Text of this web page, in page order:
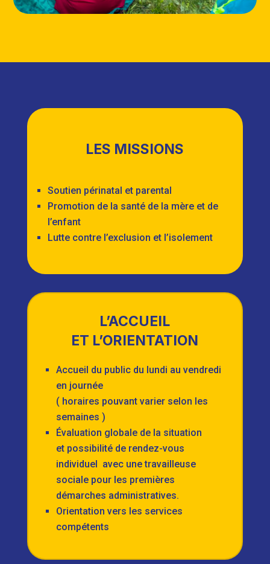
LES MISSIONS
Soutien périnatal et parental
Promotion de la santé de la mère et de
l’enfant
Lutte contre l’exclusion et l’isolement
L’ACCUEIL
ET L’ORIENTATION
Accueil du public du lundi au vendredi
en journée
( horaires pouvant varier selon les
semaines )
Évaluation globale de la situation
et possibilité de rendez-vous
individuel avec une travailleuse
sociale pour les premières
démarches administratives.
Orientation vers les services
compétents